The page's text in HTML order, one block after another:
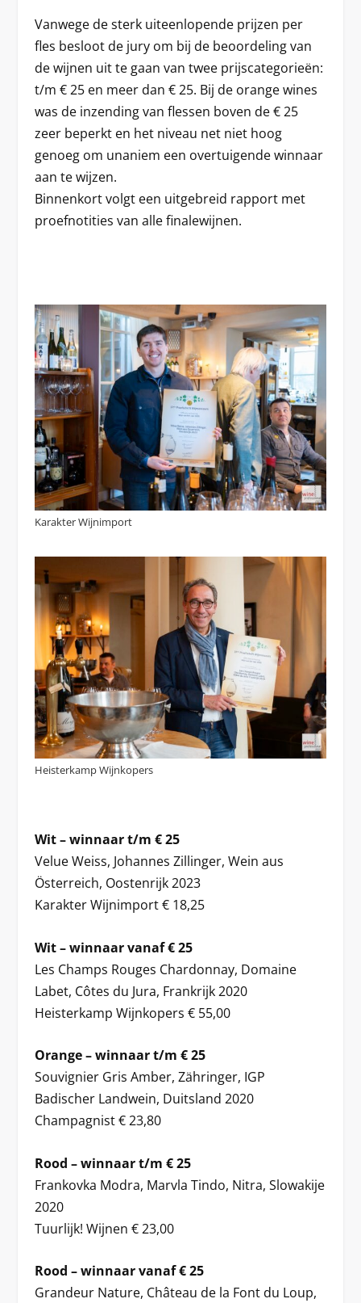
Vanwege de sterk uiteenlopende prijzen per
fles besloot de jury om bij de beoordeling van
de wijnen uit te gaan van twee prijscategorieën:
t/m € 25 en meer dan € 25. Bij de orange wines
was de inzending van flessen boven de € 25
zeer beperkt en het niveau net niet hoog
genoeg om unaniem een overtuigende winnaar
aan te wijzen.
Binnenkort volgt een uitgebreid rapport met
proefnotities van alle finalewijnen.
Karakter Wijnimport
Heisterkamp Wijnkopers
Wit – winnaar t/m € 25
Velue Weiss, Johannes Zillinger, Wein aus
Österreich, Oostenrijk 2023
Karakter Wijnimport € 18,25
Wit – winnaar vanaf € 25
Les Champs Rouges Chardonnay, Domaine
Labet, Côtes du Jura, Frankrijk 2020
Heisterkamp Wijnkopers € 55,00
Orange – winnaar t/m € 25
Souvignier Gris Amber, Zähringer, IGP
Badischer Landwein, Duitsland 2020
Champagnist € 23,80
Rood – winnaar t/m € 25
Frankovka Modra, Marvla Tindo, Nitra, Slowakije
2020
Tuurlijk! Wijnen € 23,00
Rood – winnaar vanaf € 25
Grandeur Nature, Château de la Font du Loup,